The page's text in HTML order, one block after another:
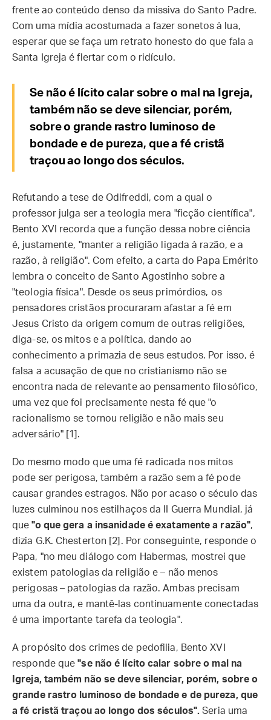
frente ao conteúdo denso da missiva do Santo Padre.
Com uma mídia acostumada a fazer sonetos à lua,
esperar que se faça um retrato honesto do que fala a
Santa Igreja é flertar com o ridículo.
Se não é lícito calar sobre o mal na Igreja,
também não se deve silenciar, porém,
sobre o grande rastro luminoso de
bondade e de pureza, que a fé cristã
traçou ao longo dos séculos.
Refutando a tese de Odifreddi, com a qual o
professor julga ser a teologia mera "ficção científica",
Bento XVI recorda que a função dessa nobre ciência
é, justamente, "manter a religião ligada à razão, e a
razão, à religião". Com efeito, a carta do Papa Emérito
lembra o conceito de Santo Agostinho sobre a
"teologia física". Desde os seus primórdios, os
pensadores cristãos procuraram afastar a fé em
Jesus Cristo da origem comum de outras religiões,
diga-se, os mitos e a política, dando ao
conhecimento a primazia de seus estudos. Por isso, é
falsa a acusação de que no cristianismo não se
encontra nada de relevante ao pensamento filosófico,
uma vez que foi precisamente nesta fé que "o
racionalismo se tornou religião e não mais seu
adversário" [1].
Do mesmo modo que uma fé radicada nos mitos
pode ser perigosa, também a razão sem a fé pode
causar grandes estragos. Não por acaso o século das
luzes culminou nos estilhaços da II Guerra Mundial, já
que"o que gera a insanidade é exatamente a razão",
dizia G.K. Chesterton [2]. Por conseguinte, responde o
Papa, "no meu diálogo com Habermas, mostrei que
existem patologias da religião e – não menos
perigosas – patologias da razão. Ambas precisam
uma da outra, e mantê-las continuamente conectadas
é uma importante tarefa da teologia".
A propósito dos crimes de pedofilia, Bento XVI
responde que"se não é lícito calar sobre o mal na
Igreja, também não se deve silenciar, porém, sobre o
grande rastro luminoso de bondade e de pureza, que
a fé cristã traçou ao longo dos séculos". Seria uma